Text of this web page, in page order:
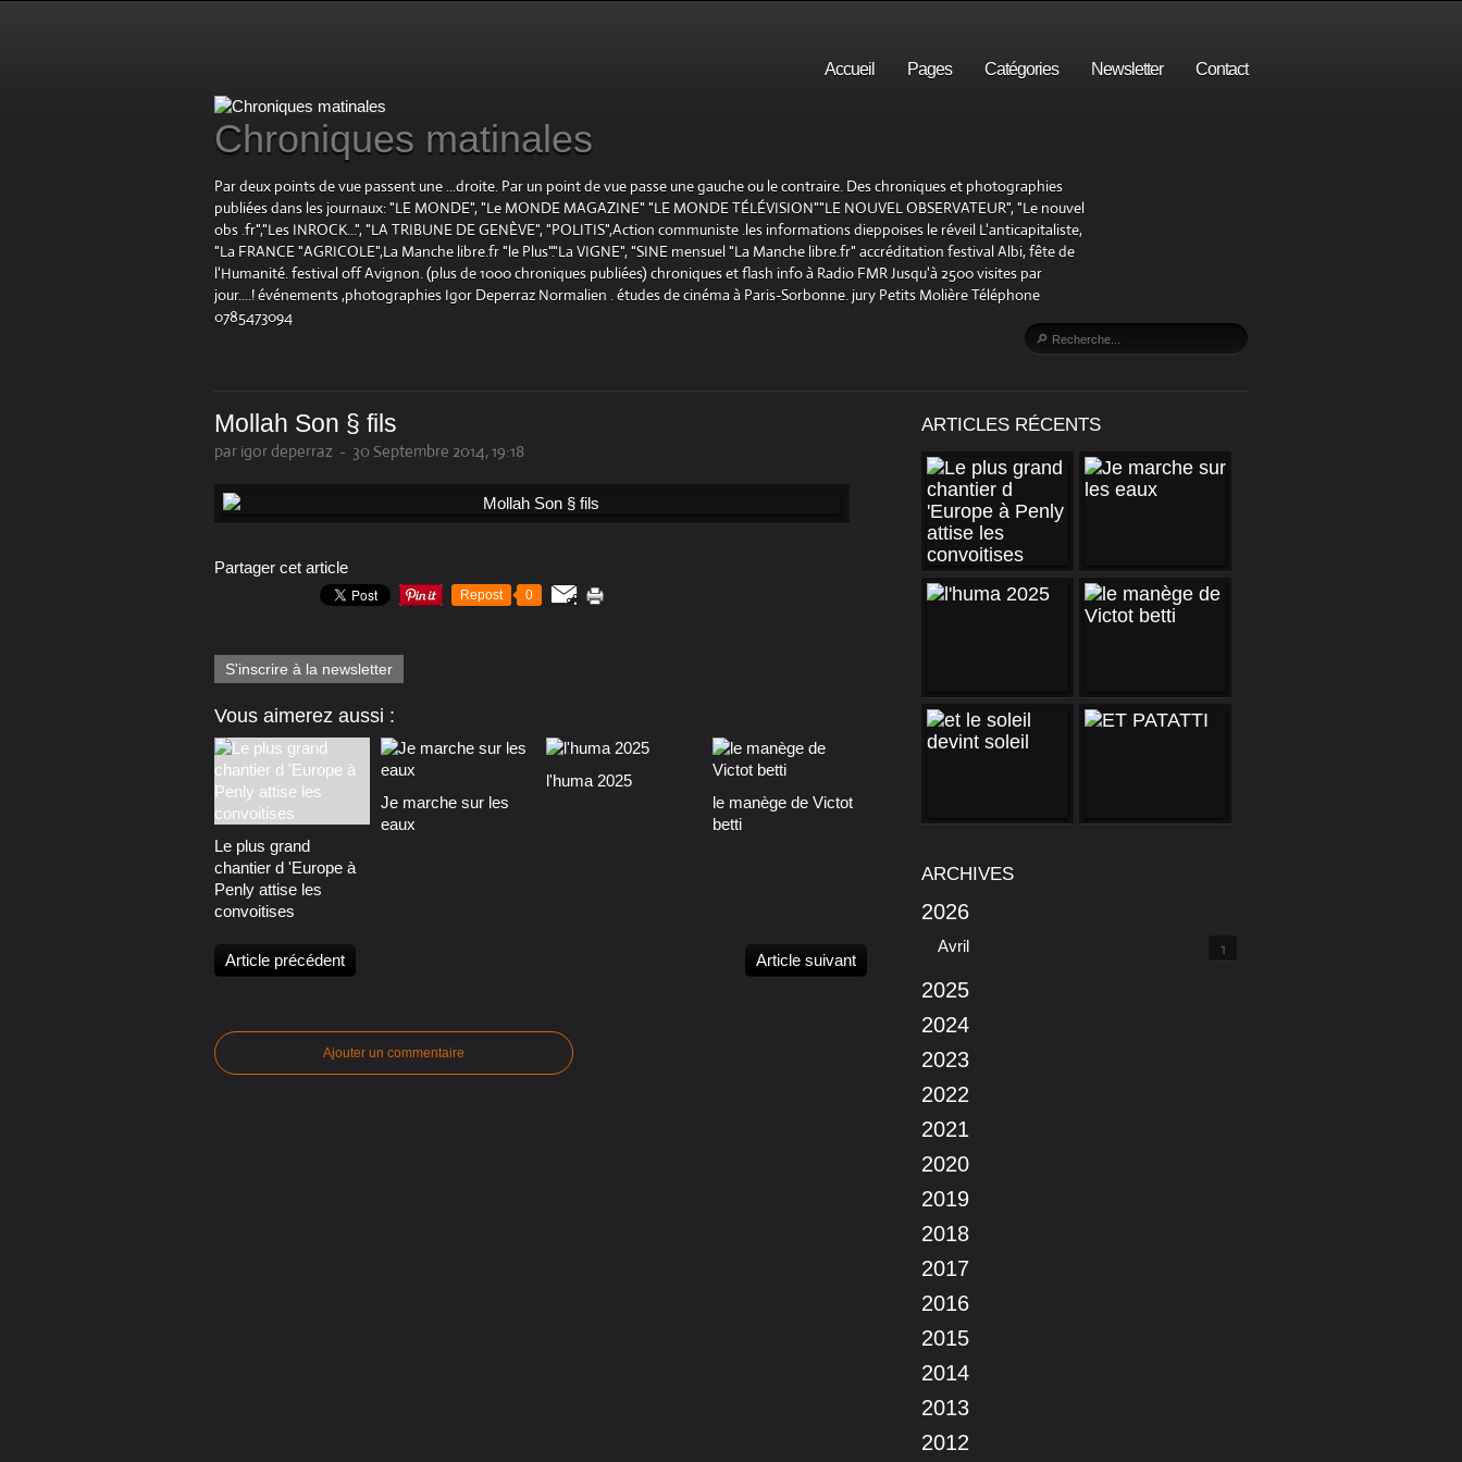
Accueil Pages Catégories Newsletter Contact
Chroniques matinales
Par deux points de vue passent une ...droite. Par un point de vue passe une gauche ou le contraire. Des chroniques et photographies
publiées dans les journaux: "LE MONDE", "Le MONDE MAGAZINE" "LE MONDE TÉLÉVISION""LE NOUVEL OBSERVATEUR", "Le nouvel
obs .fr","Les INROCK...", "LA TRIBUNE DE GENÈVE", "POLITIS",Action communiste .les informations dieppoises le réveil L'anticapitaliste,
"La FRANCE "AGRICOLE",La Manche libre.fr "le Plus"."La VIGNE", "SINE mensuel "La Manche libre.fr" accréditation festival Albi, fête de
l'Humanité. festival off Avignon. (plus de 1000 chroniques publiées) chroniques et flash info à Radio FMR Jusqu'à 2500 visites par
jour....! événements ,photographies Igor Deperraz Normalien . études de cinéma à Paris-Sorbonne. jury Petits Molière Téléphone
0785473094
Mollah Son § fils
par igor deperraz - 30 Septembre 2014, 19:18
Partager cet article
Repost 0
S'inscrire à la newsletter
Vous aimerez aussi :
Le plus grand
chantier d 'Europe à
Penly attise les
convoitises
Je marche sur les
eaux
l'huma 2025
le manège de Victot
betti
Article précédent Article suivant
Ajouter un commentaire
ARTICLES RÉCENTS
ARCHIVES
2026
Avril 1
2025
2024
2023
2022
2021
2020
2019
2018
2017
2016
2015
2014
2013
2012